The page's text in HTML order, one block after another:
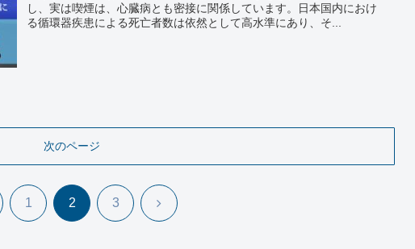
し、実は喫煙は、心臓病とも密接に関係しています。日本国内におけ
る循環器疾患による死亡者数は依然として高水準にあり、そ...
次のページ
1 2 3 次